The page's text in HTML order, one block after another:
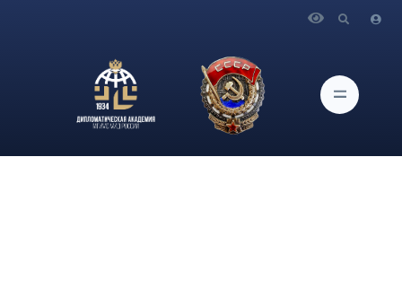
телеканалу «RT Arabic»